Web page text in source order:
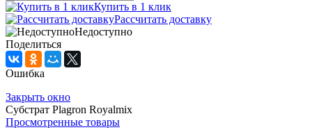
Купить в 1 клик
Рассчитать доставку
Недоступно
Поделиться
Ошибка
Закрыть окно
Субстрат Plagron Royalmix
Просмотренные товары